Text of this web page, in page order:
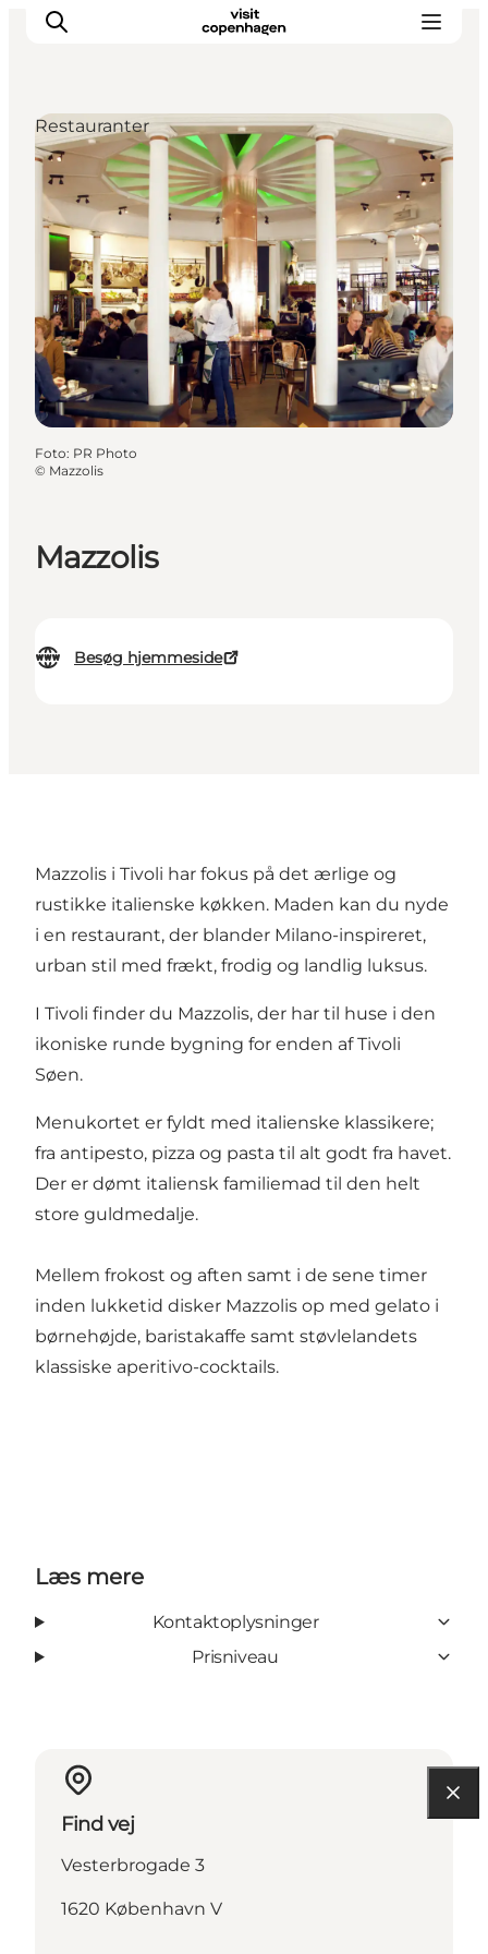
This is Copenhagen
Aktiviteter
Spis & drik
Områder
Planlæg din tur
CopenPay
Copenhagen Card
Mazzolis
Besøg hjemmeside
Restauranter
Foto: PR Photo
© Mazzolis
Mazzolis i Tivoli har fokus på det ærlige og
rustikke italienske køkken. Maden kan du nyde
i en restaurant, der blander Milano-inspireret,
urban stil med frækt, frodig og landlig luksus.
I Tivoli finder du Mazzolis, der har til huse i den
ikoniske runde bygning for enden af Tivoli
Søen.
Menukortet er fyldt med italienske klassikere;
fra antipesto, pizza og pasta til alt godt fra havet.
Der er dømt italiensk familiemad til den helt
store guldmedalje.
Mellem frokost og aften samt i de sene timer
inden lukketid disker Mazzolis op med gelato i
børnehøjde, baristakaffe samt støvlelandets
klassiske aperitivo-cocktails.
Læs mere
Kontaktoplysninger
Prisniveau
Find vej
Vesterbrogade 3
1620 København V